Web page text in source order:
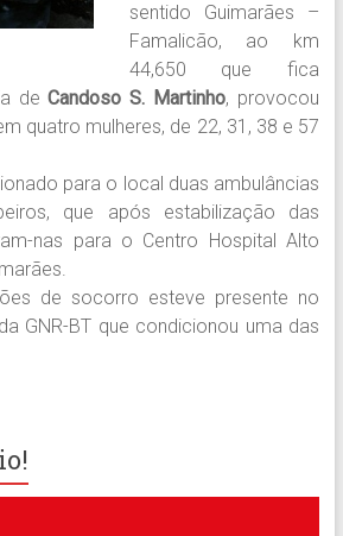
sentido Guimarães –
Famalicão, ao km
44,650 que fica
deCandoso S. Martinho, provocou
quatro mulheres, de 22, 31, 38 e 57
para o local duas ambulâncias
que após estabilização das
nas para o Centro Hospital Alto
de socorro esteve presente no
GNR-BT que condicionou uma das